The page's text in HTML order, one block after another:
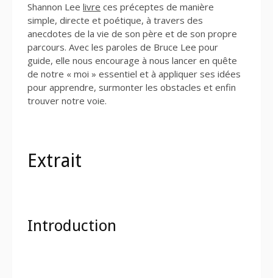
Shannon Lee livre ces préceptes de manière
simple, directe et poétique, à travers des
anecdotes de la vie de son père et de son propre
parcours. Avec les paroles de Bruce Lee pour
guide, elle nous encourage à nous lancer en quête
de notre « moi » essentiel et à appliquer ses idées
pour apprendre, surmonter les obstacles et enfin
trouver notre voie.
Extrait
Introduction